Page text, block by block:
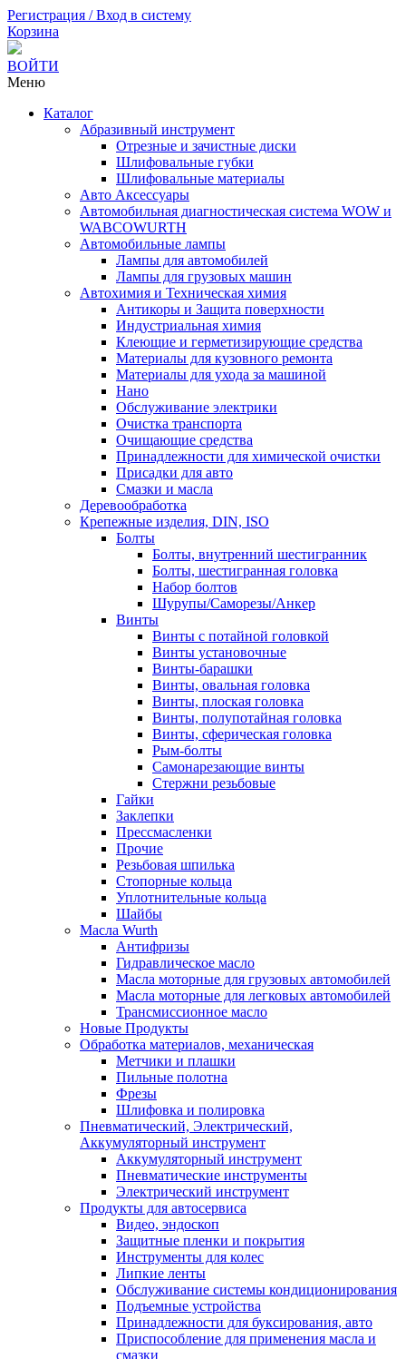
Регистрация / Вход в систему
Корзина
ВОЙТИ
Меню
Каталог
Абразивный инструмент
Отрезные и зачистные диски
Шлифовальные губки
Шлифовальные материалы
Авто Аксессуары
Автомобильная диагностическая система WOW и
WABCOWURTH
Автомобильные лампы
Лампы для автомобилей
Лампы для грузовых машин
Автохимия и Техническая химия
Антикоры и Защита поверхности
Индустриальная химия
Клеющие и герметизирующие средства
Материалы для кузовного ремонта
Материалы для ухода за машиной
Нано
Обслуживание электрики
Очистка транспорта
Очищающие средства
Принадлежности для химической очистки
Присадки для авто
Смазки и масла
Деревообработка
Крепежные изделия, DIN, ISO
Болты
Болты, внутренний шестигранник
Болты, шестигранная головка
Набор болтов
Шурупы/Саморезы/Анкер
Винты
Винты с потайной головкой
Винты установочные
Винты-барашки
Винты, овальная головка
Винты, плоская головка
Винты, полупотайная головка
Винты, сферическая головка
Рым-болты
Самонарезающие винты
Стержни резьбовые
Гайки
Заклепки
Прессмасленки
Прочие
Резьбовая шпилька
Стопорные кольца
Уплотнительные кольца
Шайбы
Масла Wurth
Антифризы
Гидравлическое масло
Масла моторные для грузовых автомобилей
Масла моторные для легковых автомобилей
Трансмиссионное масло
Новые Продукты
Обработка материалов, механическая
Метчики и плашки
Пильные полотна
Фрезы
Шлифовка и полировка
Пневматический, Электрический,
Аккумуляторный инструмент
Аккумуляторный инструмент
Пневматические инструменты
Электрический инструмент
Продукты для автосервиса
Видео, эндоскоп
Защитные пленки и покрытия
Инструменты для колес
Липкие ленты
Обслуживание системы кондиционирования
Подъемные устройства
Принадлежности для буксирования, авто
Приспособление для применения масла и
смазки